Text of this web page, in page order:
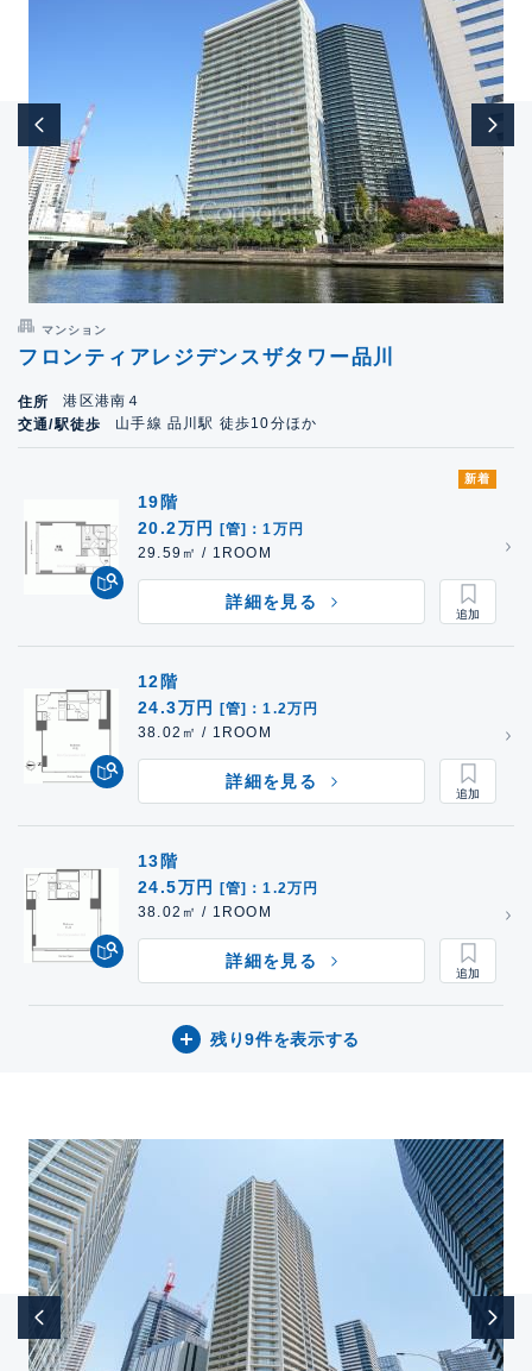
マンション
フロンティアレジデンスザタワー品川
住所
港区港南４
交通/駅徒歩
山手線 品川駅 徒歩10分ほか
新着
19階
20.2万円
[管]：1万円
29.59㎡ / 1ROOM
詳細を見る
12階
24.3万円
[管]：1.2万円
38.02㎡ / 1ROOM
詳細を見る
13階
24.5万円
[管]：1.2万円
38.02㎡ / 1ROOM
詳細を見る
残り9件を表示する